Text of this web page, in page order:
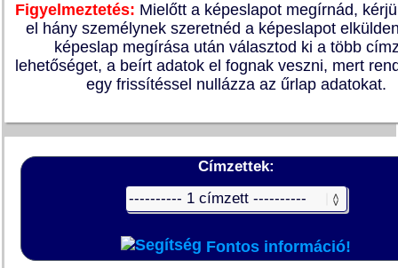
Figyelmeztetés: Mielőtt a képeslapot megírnád,
el hány személynek szeretnéd a képeslapot
képeslap megírása után választod ki a több
lehetőséget, a beírt adatok el fognak veszni, mert
egy frissítéssel nullázza az űrlap adatokat.
Címzettek:
Fontos információ!